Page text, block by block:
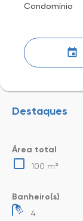
Condomínio
Destaques
Área total
100 m²
Banheiro(s)
4